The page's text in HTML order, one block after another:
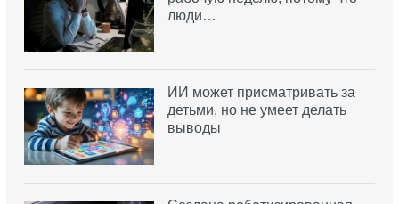
люди…
ИИ может присматривать за
детьми, но не умеет делать
выводы